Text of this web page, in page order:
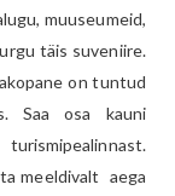
muuseumeid,
täis suveniire.
on tuntud
Saa osa kauni
meeldivalt aega